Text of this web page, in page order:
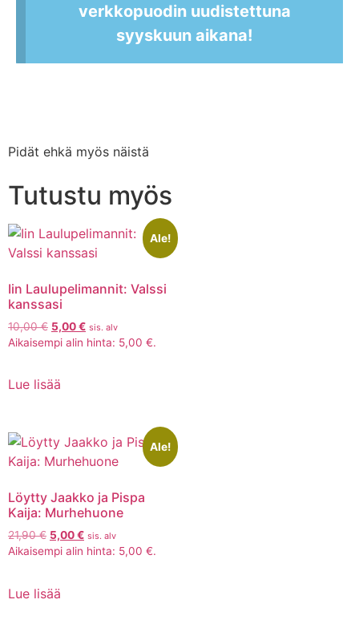
verkkopuodin uudistettuna
syyskuun aikana!
Pidät ehkä myös näistä
Tutustu myös
Ale!
Iin Laulupelimannit: Valssi
kanssasi
10,00€ 5,00€ sis. alv
Aikaisempi alin hinta: 5,00 €.
Lue lisää
Ale!
Löytty Jaakko ja Pispa
Kaija: Murhehuone
21,90€ 5,00€ sis. alv
Aikaisempi alin hinta: 5,00 €.
Lue lisää